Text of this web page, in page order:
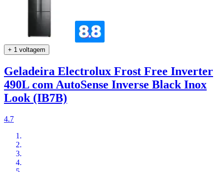
+ 1 voltagem
Geladeira Electrolux Frost Free Inverter
490L com AutoSense Inverse Black Inox
Look (IB7B)
4.7